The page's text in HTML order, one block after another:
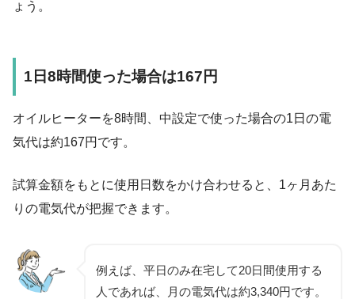
ょう。
1日8時間使った場合は167円
オイルヒーターを8時間、中設定で使った場合の1日の電
気代は約167円です。
試算金額をもとに使用日数をかけ合わせると、1ヶ月あた
りの電気代が把握できます。
例えば、平日のみ在宅して20日間使用する
人であれば、月の電気代は約3,340円です。